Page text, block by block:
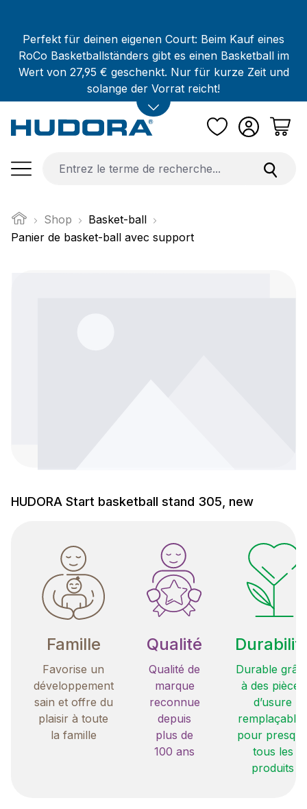
Perfekt für deinen eigenen Court: Beim Kauf eines
RoCo Basketballständers gibt es einen Basketball im
Wert von 27,95 € geschenkt. Nur für kurze Zeit und
solange der Vorrat reicht!
Shop
Basket-ball
Panier de basket-ball avec support
HUDORA Start basketball stand 305, new
Famille
Favorise un
développement
sain et offre du
plaisir à toute
la famille
Qualité
Qualité de
marque
reconnue
depuis
plus de
100 ans
Durable
à des pièces
d’usure
remplaçables
pour
tous les
produits